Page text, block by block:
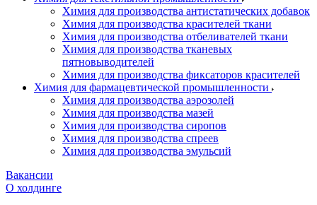
Химия для производства антистатических добавок
Химия для производства красителей ткани
Химия для производства отбеливателей ткани
Химия для производства тканевых
пятновыводителей
Химия для производства фиксаторов красителей
Химия для фармацевтической промышленности
Химия для производства аэрозолей
Химия для производства мазей
Химия для производства сиропов
Химия для производства спреев
Химия для производства эмульсий
Вакансии
О холдинге